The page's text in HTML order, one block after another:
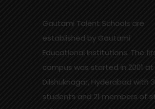
Gautami Talent Schools are
established by Gautami
Educational Institutions. The
campus was started in 2001 at
Dilshuknagar, Hyderabad with
students and 21 members of